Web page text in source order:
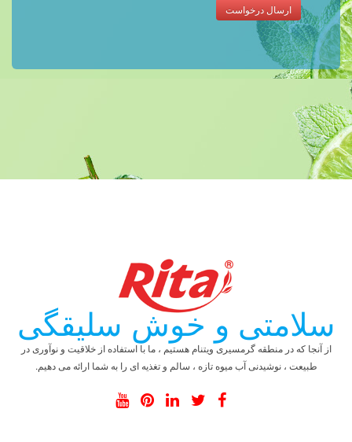
ارسال درخواست
سلامتی و خوش سلیقگی
از آنجا که در منطقه گرمسیری ویتنام هستیم ، ما با استفاده از خلاقیت و نوآوری در
طبیعت ، نوشیدنی آب میوه تازه ، سالم و تغذیه ای را به شما ارائه می دهیم.